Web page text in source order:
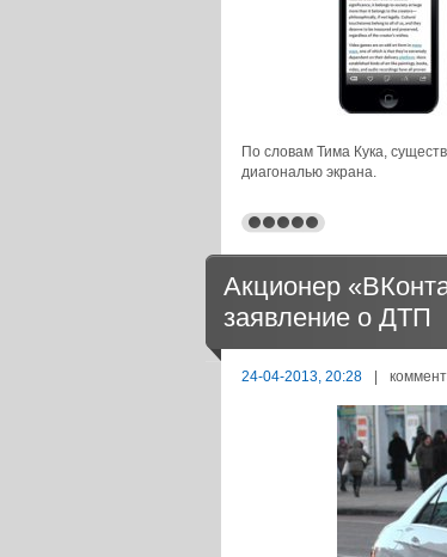
По словам Тима Кука,
диагональю экрана.
Акционер
заявление о ДТП
24-04-2013, 20:28 |